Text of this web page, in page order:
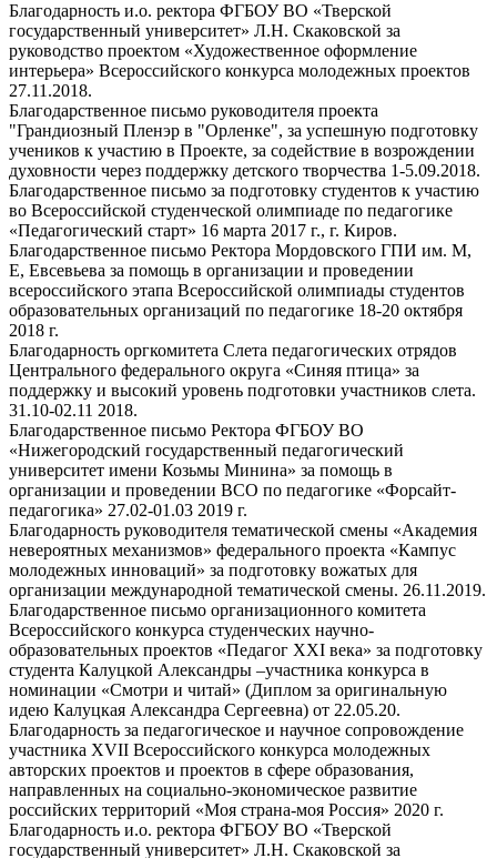
Благодарность и.о. ректора ФГБОУ ВО «Тверской
государственный университет» Л.Н. Скаковской за
руководство проектом «Художественное оформление
интерьера» Всероссийского конкурса молодежных проектов
27.11.2018.
Благодарственное письмо руководителя проекта
"Грандиозный Пленэр в "Орленке", за успешную подготовку
учеников к участию в Проекте, за содействие в возрождении
духовности через поддержку детского творчества 1-5.09.2018.
Благодарственное письмо за подготовку студентов к участию
во Всероссийской студенческой олимпиаде по педагогике
«Педагогический старт» 16 марта 2017 г., г. Киров.
Благодарственное письмо Ректора Мордовского ГПИ им. М,
Е, Евсевьева за помощь в организации и проведении
всероссийского этапа Всероссийской олимпиады студентов
образовательных организаций по педагогике 18-20 октября
2018 г.
Благодарность оргкомитета Слета педагогических отрядов
Центрального федерального округа «Синяя птица» за
поддержку и высокий уровень подготовки участников слета.
31.10-02.11 2018.
Благодарственное письмо Ректора ФГБОУ ВО
«Нижегородский государственный педагогический
университет имени Козьмы Минина» за помощь в
организации и проведении ВСО по педагогике «Форсайт-
педагогика» 27.02-01.03 2019 г.
Благодарность руководителя тематической смены «Академия
невероятных механизмов» федерального проекта «Кампус
молодежных инноваций» за подготовку вожатых для
организации международной тематической смены. 26.11.2019.
Благодарственное письмо организационного комитета
Всероссийского конкурса студенческих научно-
образовательных проектов «Педагог XXI века» за подготовку
студента Калуцкой Александры –участника конкурса в
номинации «Смотри и читай» (Диплом за оригинальную
идею Калуцкая Александра Сергеевна) от 22.05.20.
Благодарность за педагогическое и научное сопровождение
участника XVII Всероссийского конкурса молодежных
авторских проектов и проектов в сфере образования,
направленных на социально-экономическое развитие
российских территорий «Моя страна-моя Россия» 2020 г.
Благодарность и.о. ректора ФГБОУ ВО «Тверской
государственный университет» Л.Н. Скаковской за